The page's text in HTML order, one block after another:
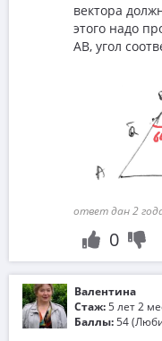
вектора
этого надо
AB, угол
ответ дан 2
0
Валентина
Стаж:5 лет 2
Баллы:54